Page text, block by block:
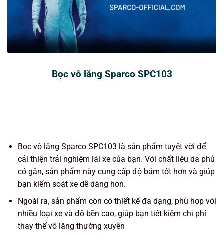
Bọc vô lăng Sparco SPC103
Bọc vô lăng Sparco SPC103 là sản phẩm tuyệt vời để
cải thiện trải nghiệm lái xe của bạn. Với chất liệu da phủ
có gân, sản phẩm này cung cấp độ bám tốt hơn và giúp
bạn kiểm soát xe dễ dàng hơn.
Ngoài ra, sản phẩm còn có thiết kế đa dạng, phù hợp với
nhiều loại xe và độ bền cao, giúp bạn tiết kiệm chi phí
thay thế vô lăng thường xuyên